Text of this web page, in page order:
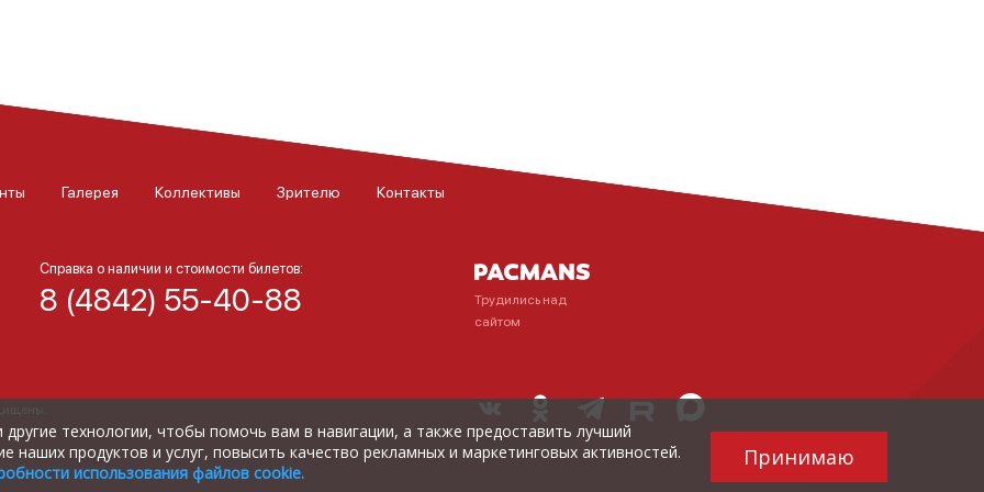
Галерея Коллективы Зрителю Контакты
Справка о наличии и стоимости билетов:
8 (4842) 55-40-88
Трудились над
сайтом
технологии, чтобы помочь вам в навигации, а также предоставить лучший
наших продуктов и услуг, повысить качество рекламных и маркетинговых активностей.
использования файлов cookie.
Принимаю